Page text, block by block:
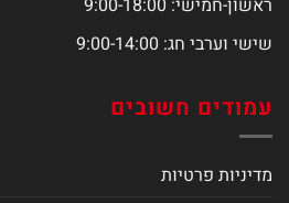
ראשון-חמישי: 9:00-18:00
שישי וערבי חג: 9:00-14:00
עמודים חשובים
מדיניות פרטיות